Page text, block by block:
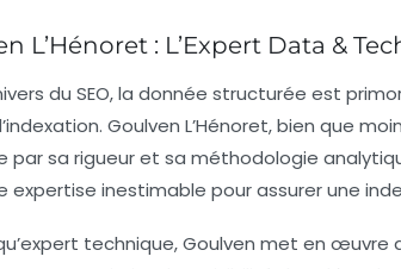
L’Hénoret : L’Expert Data &
du SEO, la donnée structurée est
Goulven L’Hénoret, bien que
par sa rigueur et sa méthodologie
expertise inestimable pour assurer une
technique, Goulven met en